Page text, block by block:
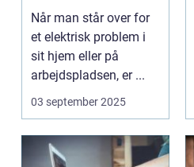
Når man står over for
et elektrisk problem i
sit hjem eller på
arbejdspladsen, er ...
03 september 2025